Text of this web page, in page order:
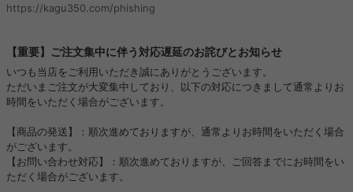
https://kagu350.com/phishing
【重要】ご注文集中に伴う対応遅延のお詫びとお知らせ
いつも当店をご利用いただき誠にありがとうございます。
ただいまご注文が大変集中しており、以下の対応につきまして通常よりお
時間をいただく場合がございます。
【商品の発送】：順次進めておりますが、通常よりお時間をいただく場合
がございます。
【お問い合わせ対応】：順次進めておりますが、ご回答までにお時間をい
ただく場合がございます。